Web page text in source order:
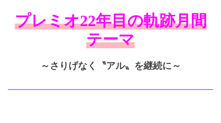
プレミオ22年目の軌跡月間
テーマ
～さりげなく〝アル〟を継続に～
━━━━━━━━━━━━━━━━━━━━━━━━━━